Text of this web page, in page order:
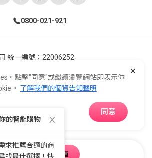
0800-021-921
統一編號：22006252
E-Life Co., Ltd. All Rights Reserved.
加入購物車
×
。點擊"同意"或繼續瀏覽網站即表示你
。 了解我們的個資告知聲明
同意